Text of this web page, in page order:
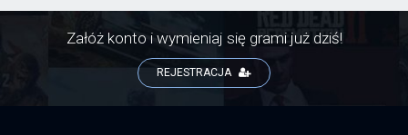
Załóż konto i wymieniaj się grami już dziś!
REJESTRACJA